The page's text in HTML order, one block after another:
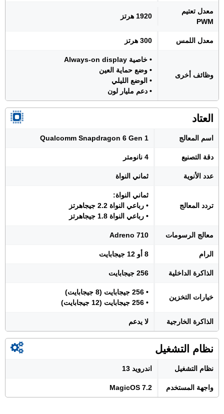
معدل تعتيم
PWM
1920 هرتز
معدل اللمس 300 هرتز
وظائف أخرى
• خاصية Always-on display
• وضع حماية العين
• الوضع الليلي
• دعم مليار لون
العتاد
اسم المعالج Qualcomm Snapdragon 6 Gen 1
دقة التصنيع 4 نانومتر
عدد الأنوية ثماني النواة
تردد المعالج
ثماني النواة:
• رباعي النواة 2.2 جيجاهرتز
• رباعي النواة 1.8 جيجاهرتز
معالج الرسومات Adreno 710
الرام 8 أو 12 جيجابايت
الذاكرة الداخلية 256 جيجابايت
خيارات التخزين
• 256 جيجابايت (8 جيجابايت)
• 256 جيجابايت (12 جيجابايت)
الذاكرة الخارجية لا يدعم
نظام التشغيل
نظام التشغيل اندرويد 13
واجهة المستخدم MagicOS 7.2